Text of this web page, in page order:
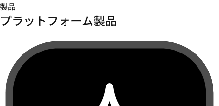
製品
プラットフォーム製品